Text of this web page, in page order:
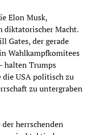
Elon Musk,
diktatorischer Macht.
Gates, der gerade
Wahlkampfkomitees
halten Trumps
die USA politisch zu
zu untergraben
herrschenden